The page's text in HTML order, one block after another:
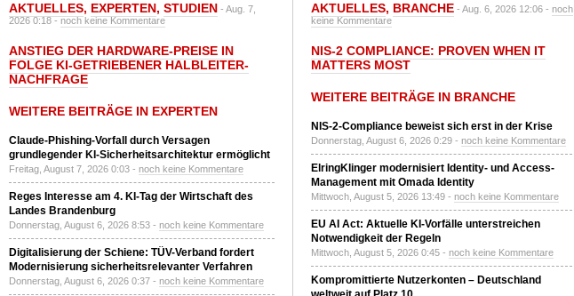
AKTUELLES, EXPERTEN, STUDIEN - Aug. 7,
2026 0:18 -noch keine Kommentare
ANSTIEG DER HARDWARE-PREISE IN
FOLGE KI-GETRIEBENER HALBLEITER-
NACHFRAGE
WEITERE BEITRÄGE IN EXPERTEN
Claude-Phishing-Vorfall durch Versagen
grundlegender KI-Sicherheitsarchitektur ermöglicht
Freitag, August 7, 2026 0:03 - noch keine Kommentare
Reges Interesse am 4. KI-Tag der Wirtschaft des
Landes Brandenburg
Donnerstag, August 6, 2026 8:53 - noch keine Kommentare
Digitalisierung der Schiene: TÜV-Verband fordert
Modernisierung sicherheitsrelevanter Verfahren
Donnerstag, August 6, 2026 0:37 - noch keine Kommentare
AKTUELLES, BRANCHE - Aug. 6, 2026 12:06 - noch
keine Kommentare
NIS-2 COMPLIANCE: PROVEN WHEN IT
MATTERS MOST
WEITERE BEITRÄGE IN BRANCHE
NIS-2-Compliance beweist sich erst in der Krise
Donnerstag, August 6, 2026 0:29 - noch keine Kommentare
ElringKlinger modernisiert Identity- und Access-
Management mit Omada Identity
Mittwoch, August 5, 2026 13:49 - noch keine Kommentare
EU AI Act: Aktuelle KI-Vorfälle unterstreichen
Notwendigkeit der Regeln
Mittwoch, August 5, 2026 0:45 - noch keine Kommentare
Kompromittierte Nutzerkonten – Deutschland